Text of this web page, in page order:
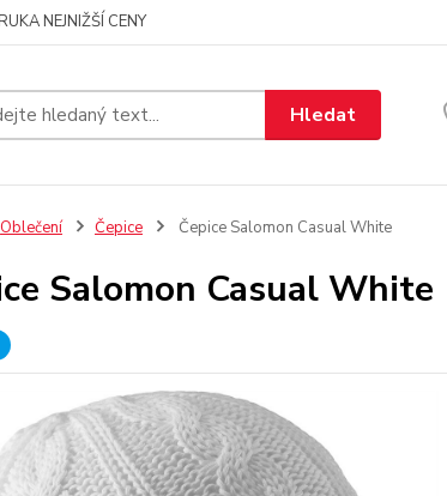
NEJNIŽŠÍ CENY
Hledat
Oblečení Čepice Čepice Salomon Casual White
Salomon Casual White